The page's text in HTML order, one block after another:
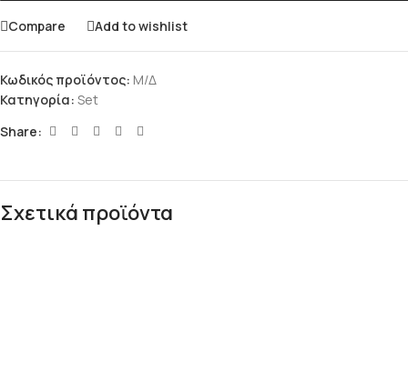
Compare Add to wishlist
Κωδικός προϊόντος: Μ/Δ
Κατηγορία: Set
Share:
Σχετικά προϊόντα